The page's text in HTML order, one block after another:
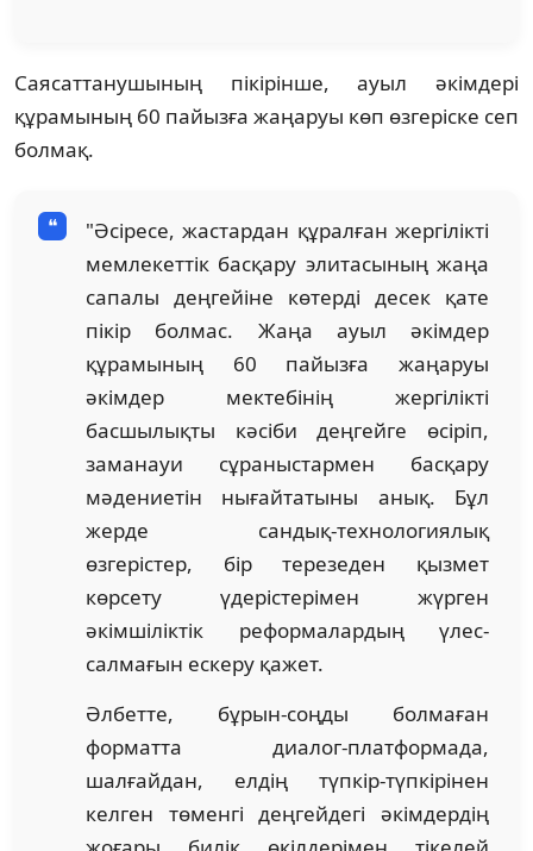
Саясаттанушының пікірінше, ауыл әкімдері
құрамының 60 пайызға жаңаруы көп өзгеріске сеп
болмақ.
"Әсіресе, жастардан құралған жергілікті
мемлекеттік басқару элитасының жаңа
сапалы деңгейіне көтерді десек қате
пікір болмас. Жаңа ауыл әкімдер
құрамының 60 пайызға жаңаруы
әкімдер мектебінің жергілікті
басшылықты кәсіби деңгейге өсіріп,
заманауи сұраныстармен басқару
мәдениетін нығайтатыны анық. Бұл
жерде сандық-технологиялық
өзгерістер, бір терезеден қызмет
көрсету үдерістерімен жүрген
әкімшіліктік реформалардың үлес-
салмағын ескеру қажет.
Әлбетте, бұрын-соңды болмаған
форматта диалог-платформада,
шалғайдан, елдің түпкір-түпкірінен
келген төменгі деңгейдегі әкімдердің